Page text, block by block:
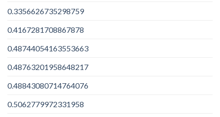
0.3356626735298759
0.4167281708867878
0.48744054163553663
0.48763201958648217
0.48843080714764076
0.5062779972331958